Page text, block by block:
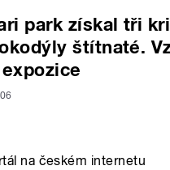
park získal tři
štítnaté.
na českém internetu